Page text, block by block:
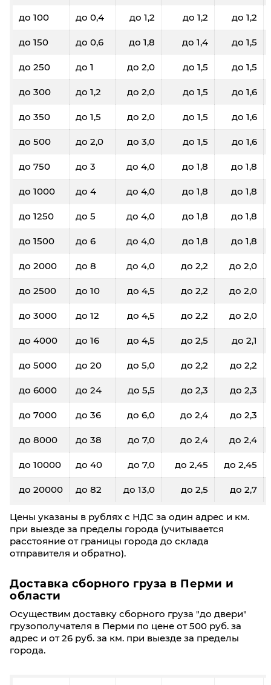
до 100 до 0,4 до 1,2 до 1,2 до 1,2
до 150 до 0,6 до 1,8 до 1,4 до 1,5
до 250 до 1 до 2,0 до 1,5 до 1,5
до 300 до 1,2 до 2,0 до 1,5 до 1,6
до 350 до 1,5 до 2,0 до 1,5 до 1,6
до 500 до 2,0 до 3,0 до 1,5 до 1,6
до 750 до 3 до 4,0 до 1,8 до 1,8
до 1000 до 4 до 4,0 до 1,8 до 1,8
до 1250 до 5 до 4,0 до 1,8 до 1,8
до 1500 до 6 до 4,0 до 1,8 до 1,8
до 2000 до 8 до 4,0 до 2,2 до 2,0
до 2500 до 10 до 4,5 до 2,2 до 2,0
до 3000 до 12 до 4,5 до 2,2 до 2,0
до 4000 до 16 до 4,5 до 2,5 до 2,1
до 5000 до 20 до 5,0 до 2,2 до 2,2
до 6000 до 24 до 5,5 до 2,3 до 2,3
до 7000 до 36 до 6,0 до 2,4 до 2,3
до 8000 до 38 до 7,0 до 2,4 до 2,4
до 10000 до 40 до 7,0 до 2,45 до 2,45
до 20000 до 82 до 13,0 до 2,5 до 2,7
Цены указаны в рублях с НДС за один адрес и км.
при выезде за пределы города (учитывается
расстояние от границы города до склада
отправителя и обратно).
Доставка сборного груза в Перми и
области
Осуществим доставку сборного груза "до двери"
грузополучателя в Перми по цене от 500 руб. за
адрес и от 26 руб. за км. при выезде за пределы
города.